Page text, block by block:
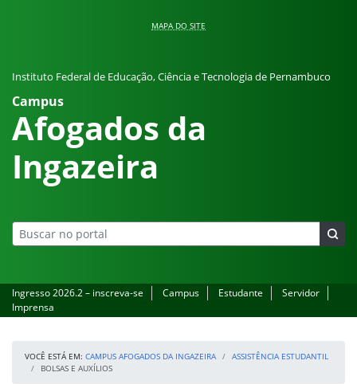
MAPA DO SITE
Instituto Federal de Educação, Ciência e Tecnologia de Pernambuco
Campus
Afogados da
Ingazeira
Ingresso 2026.2 – inscreva-se Campus Estudante
Servidor
Imprensa
VOCÊ ESTÁ EM: CAMPUS AFOGADOS DA INGAZEIRA
ASSISTÊNCIA ESTUDANTIL
BOLSAS E AUXÍLIOS